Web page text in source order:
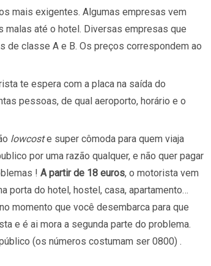
mais exigentes. Algumas empresas vem
malas até o hotel. Diversas empresas que
classe A e B. Os preços correspondem ao
te espera com a placa na saída do
pessoas, de qual aeroporto, horário e o
lowcoste super cômoda para quem viaja
por uma razão qualquer, e não quer pagar
! A partir de 18 euros, o motorista vem
porta do hotel, hostel, casa, apartamento…
momento que você desembarca para que
e é ai mora a segunda parte do problema.
(os números costumam ser 0800) .